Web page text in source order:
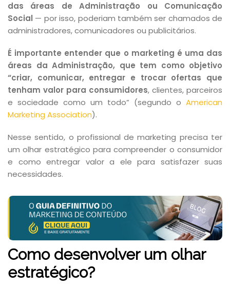
das áreas de Administração ou Comunicação
Social — por isso, poderiam também ser chamados de
administradores, comunicadores ou publicitários.
É importante entender que o marketing é uma das
áreas da Administração, que tem como objetivo
“criar, comunicar, entregar e trocar ofertas que
tenham valor para consumidores, clientes, parceiros
e sociedade como um todo” (segundo o American
Marketing Association).
Nesse sentido, o profissional de marketing precisa ter
um olhar estratégico para compreender o consumidor
e como entregar valor a ele para satisfazer suas
necessidades.
Como desenvolver um olhar
estratégico?